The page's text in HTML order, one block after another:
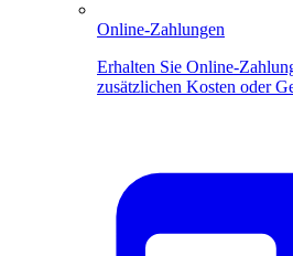
Online-Zahlungen
Erhalten Sie Online-
zusätzlichen Kosten oder